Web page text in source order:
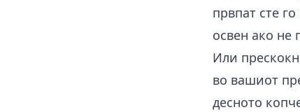
првпат сте
освен ако не
Или
во вашиот
десното